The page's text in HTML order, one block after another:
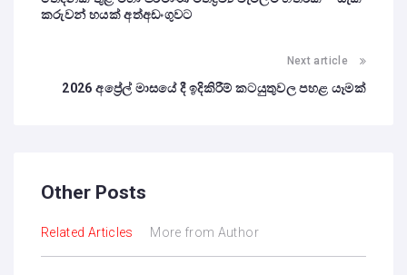
කරුවන් හයක් අත්අඩංගුවට
Next article
2026 අප්‍රේල් මාසයේ දී ඉදිකිරීම් කටයුතුවල පහළ යෑමක්
Other Posts
Related Articles More from Author